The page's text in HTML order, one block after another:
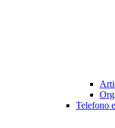
Telefono